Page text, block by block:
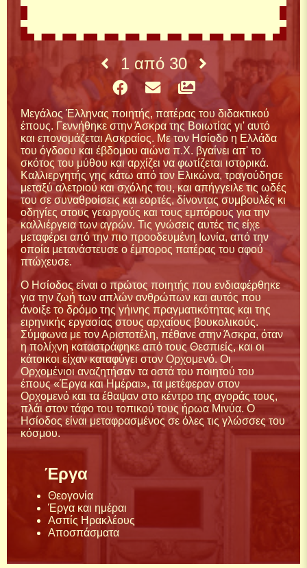
1από 30
Μεγάλος Έλληνας ποιητής, πατέρας του διδακτικού
έπους. Γεννήθηκε στην Άσκρα της Βοιωτίας γι' αυτό
και επονομάζεται Ασκραίος. Με τον Ησίοδο η Ελλάδα
του όγδοου και έβδομου αιώνα π.Χ. βγαίνει απ' το
σκότος του μύθου και αρχίζει να φωτίζεται ιστορικά.
Καλλιεργητής γης κάτω από τον Ελικώνα, τραγούδησε
μεταξύ αλετριού και σχόλης του, και απήγγειλε τις ωδές
του σε συναθροίσεις και εορτές, δίνοντας συμβουλές κι
οδηγίες στους γεωργούς και τους εμπόρους για την
καλλιέργεια των αγρών. Τις γνώσεις αυτές τις είχε
μεταφέρει από την πιο προοδευμένη Ιωνία, από την
οποία μετανάστευσε ο έμπορος πατέρας του αφού
πτώχευσε.
Ο Ησίοδος είναι ο πρώτος ποιητής που ενδιαφέρθηκε
για την ζωή των απλών ανθρώπων και αυτός που
άνοιξε το δρόμο της γήινης πραγματικότητας και της
ειρηνικής εργασίας στους αρχαίους βουκολικούς.
Σύμφωνα με τον Αριστοτέλη, πέθανε στην Άσκρα, όταν
η πολίχνη καταστράφηκε από τους Θεσπιείς, και οι
κάτοικοι είχαν καταφύγει στον Ορχομενό. Οι
Ορχομένιοι αναζητήσαν τα οστά του ποιητού του
έπους «Έργα και Ημέραι», τα μετέφεραν στον
Ορχομενό και τα έθαψαν στο κέντρο της αγοράς τους,
πλάι στον τάφο του τοπικού τους ήρωα Μινύα. Ο
Ησίοδος είναι μεταφρασμένος σε όλες τις γλώσσες του
κόσμου.
Έργα
Θεογονία
Έργα και ημέραι
Ασπίς Ηρακλέους
Αποσπάσματα